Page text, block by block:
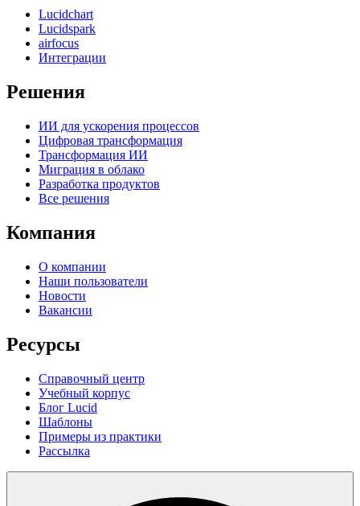
Lucidchart
Lucidspark
airfocus
Интеграции
Решения
ИИ для ускорения процессов
Цифровая трансформация
Трансформация ИИ
Миграция в облако
Разработка продуктов
Все решения
Компания
О компании
Наши пользователи
Новости
Вакансии
Ресурсы
Справочный центр
Учебный корпус
Блог Lucid
Шаблоны
Примеры из практики
Рассылка